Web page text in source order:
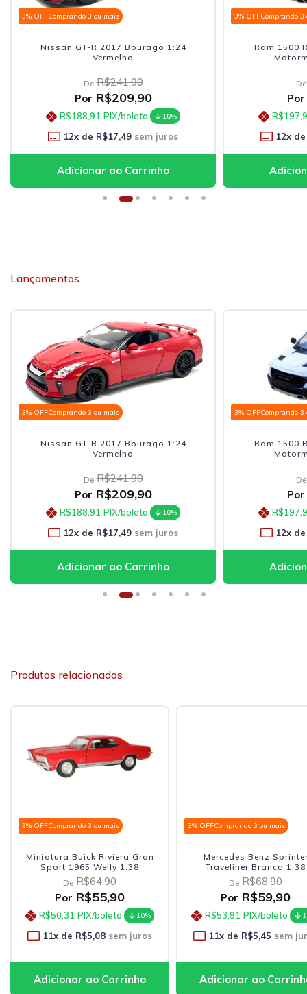
3% OFFComprando 3 ou mais
Nissan GT-R 2017 Bburago 1:24
Vermelho
De R$241,90
Por R$209,90
R$188,91 PIX/boleto 10%
12x de R$17,49 sem juros
3% OFFComprando 3
Ram 1500
De
Por
12x de
Lançamentos
3% OFFComprando 3 ou mais
Nissan GT-R 2017 Bburago 1:24
Vermelho
De R$241,90
PorR$209,90
R$188,91 PIX/boleto 10%
12x de R$17,49sem juros
3% OFFComprando 3
Ram 1500
De
Por
12x de
Produtos relacionados
3% OFFComprando 3 ou mais
Miniatura Buick Riviera Gran
Sport 1965 Welly 1:38
De R$64,90
Por R$55,90
R$50,31 PIX/boleto 10%
11x de R$5,08 sem juros
3% OFFComprando 3 ou mais
Mercedes Benz
Traveliner Branca 1:38
De R$68,90
Por R$59,90
R$53,91 PIX/boleto
11x de R$5,45 sem